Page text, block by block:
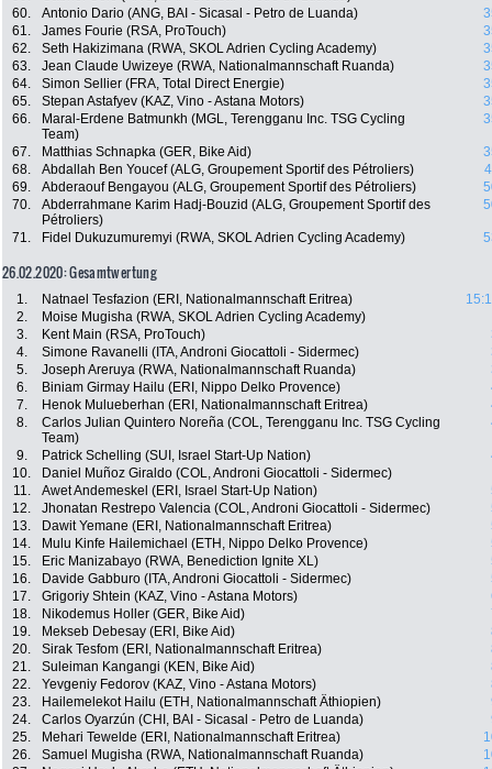
60.
Antonio Dario (ANG, BAI - Sicasal - Petro de Luanda)
61.
James Fourie (RSA, ProTouch)
62.
Seth Hakizimana (RWA, SKOL Adrien Cycling Academy)
63.
Jean Claude Uwizeye (RWA, Nationalmannschaft Ruanda)
64.
Simon Sellier (FRA, Total Direct Energie)
65.
Stepan Astafyev (KAZ, Vino - Astana Motors)
66.
Maral-Erdene Batmunkh (MGL, Terengganu Inc. TSG Cycling
Team)
67. Matthias Schnapka (GER, Bike Aid)
68.
Abdallah Ben Youcef (ALG, Groupement Sportif des Pétroliers)
69.
Abderaouf Bengayou (ALG, Groupement Sportif des Pétroliers)
70.
Abderrahmane Karim Hadj-Bouzid (ALG, Groupement Sportif des
Pétroliers)
71. Fidel Dukuzumuremyi (RWA, SKOL Adrien Cycling Academy)
26.02.2020: Gesamtwertung
1. Natnael Tesfazion (ERI, Nationalmannschaft Eritrea)
2.
Moise Mugisha (RWA, SKOL Adrien Cycling Academy)
3.
Kent Main (RSA, ProTouch)
4.
Simone Ravanelli (ITA, Androni Giocattoli - Sidermec)
5.
Joseph Areruya (RWA, Nationalmannschaft Ruanda)
6.
Biniam Girmay Hailu (ERI, Nippo Delko Provence)
7.
Henok Mulueberhan (ERI, Nationalmannschaft Eritrea)
8.
Carlos Julian Quintero Noreña (COL, Terengganu Inc. TSG Cycling
Team)
9. Patrick Schelling (SUI, Israel Start-Up Nation)
10.
Daniel Muñoz Giraldo (COL, Androni Giocattoli - Sidermec)
11.
Awet Andemeskel (ERI, Israel Start-Up Nation)
12.
Jhonatan Restrepo Valencia (COL, Androni Giocattoli - Sidermec)
13.
Dawit Yemane (ERI, Nationalmannschaft Eritrea)
14.
Mulu Kinfe Hailemichael (ETH, Nippo Delko Provence)
15.
Eric Manizabayo (RWA, Benediction Ignite XL)
16.
Davide Gabburo (ITA, Androni Giocattoli - Sidermec)
17.
Grigoriy Shtein (KAZ, Vino - Astana Motors)
18.
Nikodemus Holler (GER, Bike Aid)
19.
Mekseb Debesay (ERI, Bike Aid)
20.
Sirak Tesfom (ERI, Nationalmannschaft Eritrea)
21.
Suleiman Kangangi (KEN, Bike Aid)
22.
Yevgeniy Fedorov (KAZ, Vino - Astana Motors)
23.
Hailemelekot Hailu (ETH, Nationalmannschaft Äthiopien)
24.
Carlos Oyarzún (CHI, BAI - Sicasal - Petro de Luanda)
25.
Mehari Tewelde (ERI, Nationalmannschaft Eritrea)
26.
Samuel Mugisha (RWA, Nationalmannschaft Ruanda)